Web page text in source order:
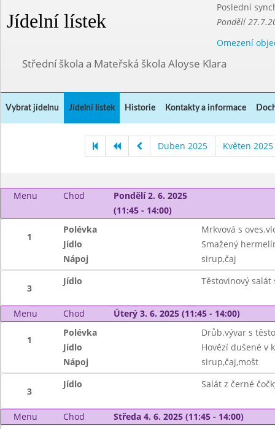
Jídelní lístek
Poslední
Pondělí
Omezení
Střední škola a Mateřská škola Aloyse Klara
Vybrat jídelnu Jídelní lístek Historie Kontakty a informace
Duben 2025 Květen 2025
Menu Chod
Pondělí 2. 6. 2025
(11:45 - 14:00)
1
Polévka
Mrkvová s
Jídlo
Smažený
Nápoj
sirup,čaj
3
Jídlo Těstovinový salát
Menu Chod Úterý 3. 6. 2025 (11:45 - 14:00)
1
Polévka
Drůb.vývar s
Jídlo
Hovězí dušené v
Nápoj
sirup,čaj,mošt
3
Jídlo Salát z černé
Menu Chod Středa 4. 6. 2025 (11:45 - 14:00)